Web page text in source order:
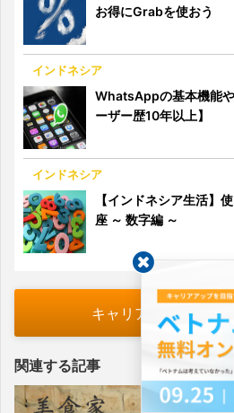
お得にGrabを使おう
インドネシア
WhatsAppの基本機能
ーザー歴10年以上】
インドネシア
【インドネシア生活】
座 ～ 数字編 ～
キャリアアドバイザ
関連する記事